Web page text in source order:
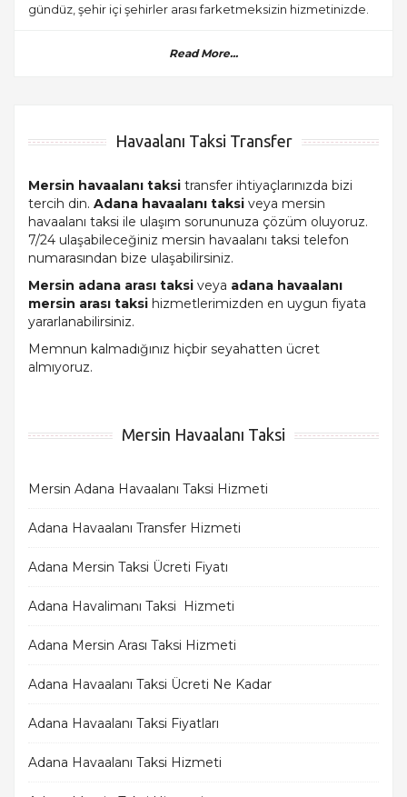
gündüz, şehir içi şehirler arası farketmeksizin hizmetinizde.
Read More...
Havaalanı Taksi Transfer
Mersin havaalanı taksi transfer ihtiyaçlarınızda bizi
tercih din. Adana havaalanı taksi veya mersin
havaalanı taksi ile ulaşım sorununuza çözüm oluyoruz.
7/24 ulaşabileceğiniz mersin havaalanı taksi telefon
numarasından bize ulaşabilirsiniz.
Mersin adana arası taksi veya adana havaalanı
mersin arası taksi hizmetlerimizden en uygun fiyata
yararlanabilirsiniz.
Memnun kalmadığınız hiçbir seyahatten ücret
almıyoruz.
Mersin Havaalanı Taksi
Mersin Adana Havaalanı Taksi Hizmeti
Adana Havaalanı Transfer Hizmeti
Adana Mersin Taksi Ücreti Fiyatı
Adana Havalimanı Taksi Hizmeti
Adana Mersin Arası Taksi Hizmeti
Adana Havaalanı Taksi Ücreti Ne Kadar
Adana Havaalanı Taksi Fiyatları
Adana Havaalanı Taksi Hizmeti